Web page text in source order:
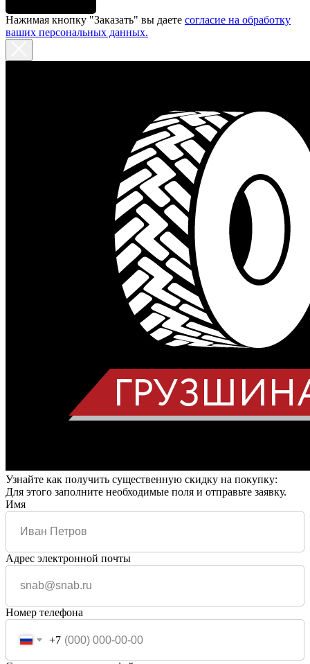
Нажимая кнопку "Заказать" вы даете согласие на обработку
ваших персональных данных.
Узнайте как получить существенную скидку на покупку:
Для этого заполните необходимые поля и отправьте заявку.
Имя
Адрес электронной почты
Номер телефона
+7